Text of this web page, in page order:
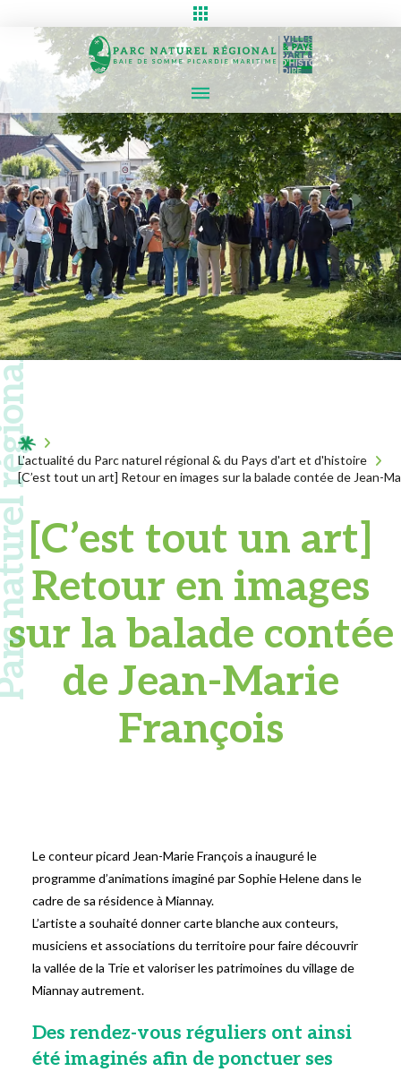
régional
Acceuil
L'actualité du Parc naturel régional & du Pays d'art et d'histoire
[C’est tout un art] Retour en images sur la balade contée de Jean-
[C’est tout un art]
Retour en images
sur la balade contée
de Jean-Marie
François
Le conteur picard Jean-Marie François a inauguré le
programme d’animations imaginé par Sophie Helene dans le
cadre de sa résidence à Miannay.
L’artiste a souhaité donner carte blanche aux conteurs,
musiciens et associations du territoire pour faire découvrir
la vallée de la Trie et valoriser les patrimoines du village de
Miannay autrement.
Des rendez-vous réguliers ont ainsi
été imaginés afin de ponctuer ses